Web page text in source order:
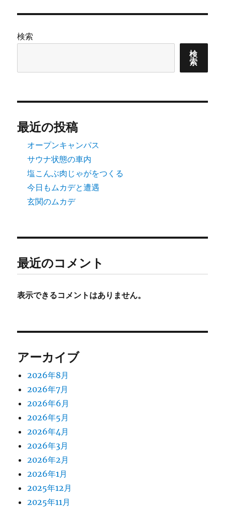
ン
検索
検
索
最近の投稿
オープンキャンパス
サウナ状態の車内
塩こんぶ肉じゃがをつくる
今日もムカデと遭遇
玄関のムカデ
最近のコメント
表示できるコメントはありません。
アーカイブ
2026年8月
2026年7月
2026年6月
2026年5月
2026年4月
2026年3月
2026年2月
2026年1月
2025年12月
2025年11月